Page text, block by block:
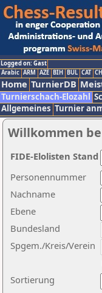
Logged on: Gast
Arabic ARM AZE BIH BUL CAT
Home TurnierDB
Turnierschach-Elozahl
Allgemeines Turnier
Willkommen
Nachname
Ebene
Sortierung
Personennummer
Bundesland
Spgem./Kreis/Verein
FIDE-Elolisten Stand